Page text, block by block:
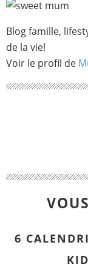
Blog famille,
de la vie!
Voir le profil de
6